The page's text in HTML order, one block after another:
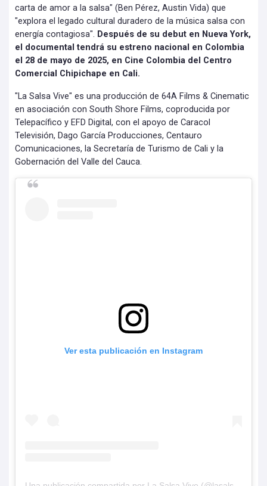
carta de amor a la salsa" (Ben Pérez, Austin Vida) que
"explora el legado cultural duradero de la música salsa con
energía contagiosa". Después de su debut en Nueva York,
el documental tendrá su estreno nacional en Colombia
el 28 de mayo de 2025, en Cine Colombia del Centro
Comercial Chipichape en Cali.
"La Salsa Vive" es una producción de 64A Films & Cinematic
en asociación con South Shore Films, coproducida por
Telepacífico y EFD Digital, con el apoyo de Caracol
Televisión, Dago García Producciones, Centauro
Comunicaciones, la Secretaría de Turismo de Cali y la
Gobernación del Valle del Cauca.
Ver esta publicación en Instagram